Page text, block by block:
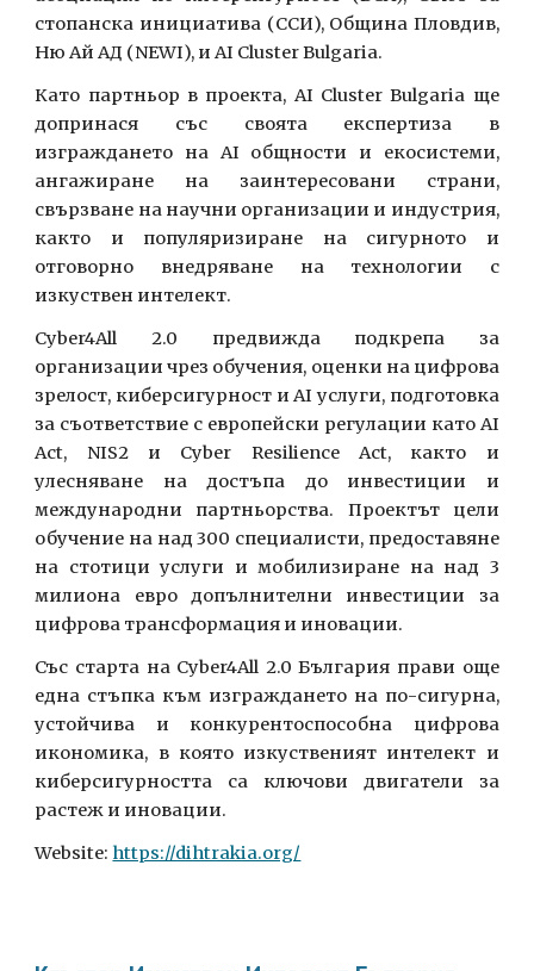
стопанска инициатива (ССИ), Община Пловдив,
Ню Ай АД (NEWI), и AI Cluster Bulgaria.
Като партньор в проекта, AI Cluster Bulgaria ще
допринася със своята експертиза в
изграждането на AI общности и екосистеми,
ангажиране на заинтересовани страни,
свързване на научни организации и индустрия,
както и популяризиране на сигурното и
отговорно внедряване на технологии с
изкуствен интелект.
Cyber4All 2.0 предвижда подкрепа за
организации чрез обучения, оценки на цифрова
зрелост, киберсигурност и AI услуги, подготовка
за съответствие с европейски регулации като AI
Act, NIS2 и Cyber Resilience Act, както и
улесняване на достъпа до инвестиции и
международни партньорства. Проектът цели
обучение на над 300 специалисти, предоставяне
на стотици услуги и мобилизиране на над 3
милиона евро допълнителни инвестиции за
цифрова трансформация и иновации.
Със старта на Cyber4All 2.0 България прави още
една стъпка към изграждането на по-сигурна,
устойчива и конкурентоспособна цифрова
икономика, в която изкуственият интелект и
киберсигурността са ключови двигатели за
растеж и иновации.
Website: https://dihtrakia.org/